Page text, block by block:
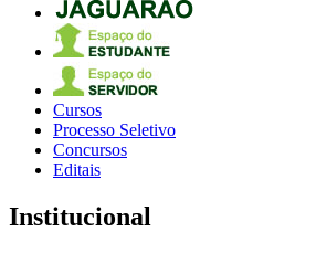
Cursos
Processo Seletivo
Concursos
Editais
Institucional